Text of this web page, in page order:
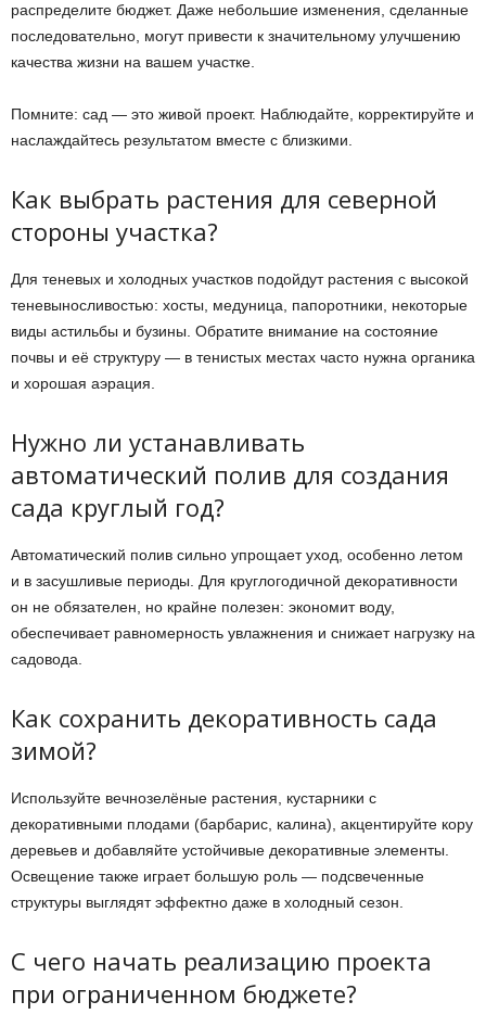
распределите бюджет. Даже небольшие изменения, сделанные
последовательно, могут привести к значительному улучшению
качества жизни на вашем участке.
Помните: сад — это живой проект. Наблюдайте, корректируйте и
наслаждайтесь результатом вместе с близкими.
Как выбрать растения для северной
стороны участка?
Для теневых и холодных участков подойдут растения с высокой
теневыносливостью: хосты, медуница, папоротники, некоторые
виды астильбы и бузины. Обратите внимание на состояние
почвы и её структуру — в тенистых местах часто нужна органика
и хорошая аэрация.
Нужно ли устанавливать
автоматический полив для создания
садa круглый год?
Автоматический полив сильно упрощает уход, особенно летом
и в засушливые периоды. Для круглогодичной декоративности
он не обязателен, но крайне полезен: экономит воду,
обеспечивает равномерность увлажнения и снижает нагрузку на
садовода.
Как сохранить декоративность сада
зимой?
Используйте вечнозелёные растения, кустарники с
декоративными плодами (барбарис, калина), акцентируйте кору
деревьев и добавляйте устойчивые декоративные элементы.
Освещение также играет большую роль — подсвеченные
структуры выглядят эффектно даже в холодный сезон.
С чего начать реализацию проекта
при ограниченном бюджете?